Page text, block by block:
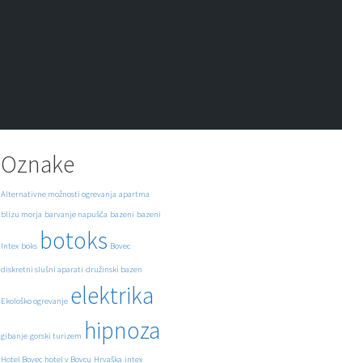
Oznake
Alternativne možnosti ogrevanja apartma
blizu morja barvanje napušča bazeni bazeni
Intex boks botoks Bovec
diskretni slušni aparati družinski bazen
Ekološko ogrevanje elektrika
gibanje gorski turizem hipnoza
Hotel Bovec hotel v Bovcu Hrvaška intex